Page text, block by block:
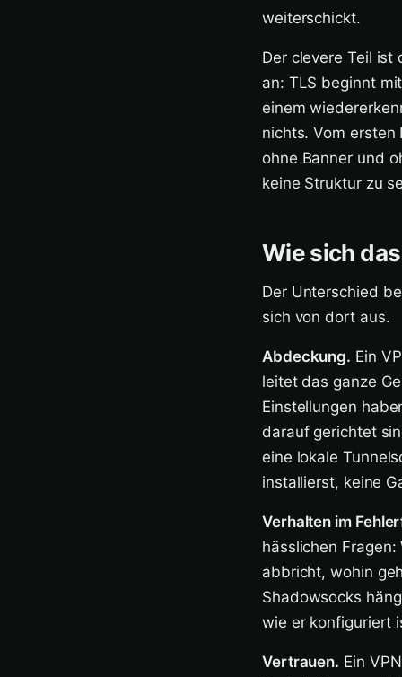
weiterschickt.
Der clevere Teil ist
an: TLS beginnt
einem
nichts. Vom ersten
ohne Banner und
keine Struktur zu
Wie sich
Der Unterschied
sich von dort aus.
Abdeckung. Ein
leitet das ganze
Einstellungen
darauf gerichtet
eine lokale
installierst, keine
Verhalten im
hässlichen
abbricht, wohin
Shadowsocks
wie er konfiguriert
Vertrauen. Ein